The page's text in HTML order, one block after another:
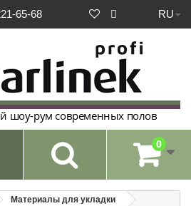
RU
65-68
шоу-рум современных полов
0
Материалы для укладки